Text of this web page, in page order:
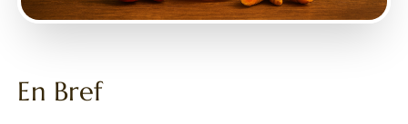
En Bref